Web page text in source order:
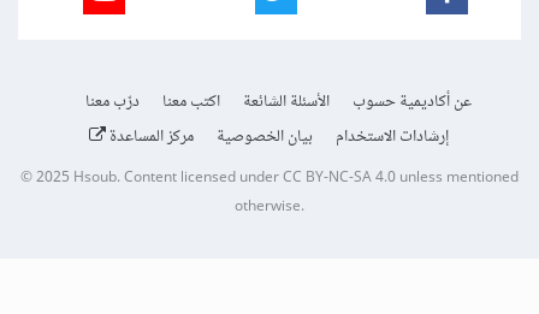
عن أكاديمية حسوب الأسئلة الشائعة اكتب معنا
درّب معنا
إرشادات الاستخدام
بيان الخصوصية مركز المساعدة
© 2025 Hsoub.Content licensed underCC BY-NC-SA 4.0unless mentioned
otherwise.